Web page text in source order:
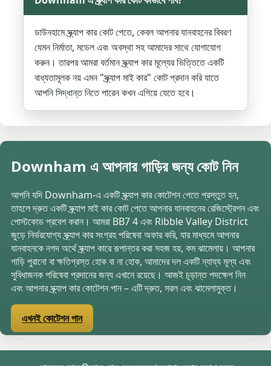
ডাউনহামে স্ক্র্যাপ কার কোট পেতে, কেবল আপনার যানবাহনের বিবরণ
যেমন নির্মাতা, মডেল এবং অবস্থা সহ আমাদের সাথে যোগাযোগ
করুন। তারপর আমরা বর্তমান স্ক্র্যাপ কার মূল্যের ভিত্তিতে একটি
বাধ্যতামূলক নয় এমন "স্ক্র্যাপ মাই কার" কোট প্রদান করি যাতে
আপনি সিদ্ধান্ত নিতে পারেন কখন এগিয়ে যেতে হবে।
Downham এ আপনার গাড়ির জন্য কোট নিন
আপনি যদি Downham-এ একটি স্ক্র্যাপ কার কোটেশন পেতে প্রস্তুত হন,
তাহলে দ্রুত একটি স্ক্র্যাপ মাই কার কোট পেতে আপনার যানবাহনের রেজিস্ট্রেশন এবং
পোস্টকোড প্রবেশ করান। আমরা BB7 4 এবং Ribble Valley District
জুড়ে নির্ভরযোগ্য স্ক্র্যাপ কার সংগ্রহ পরিষেবা অফার করি, যার মাধ্যমে আপনার
যানবাহনকে নগদ অর্থে স্ক্র্যাপ কারে রূপান্তর করা সহজ হয়, কম ঝামেলায়। আপনার
গাড়ি পুরানো বা ক্ষতিগ্রস্ত হোক বা না হোক, আমাদের দল একটি ন্যায্য মূল্য এবং
সুবিধাজনক পরিষেবা প্রদানের জন্য এখানে রয়েছে। আজই চূড়ান্ত পদক্ষেপ নিন
এবং আপনার স্ক্র্যাপ কার কোটেশন পান – এটি দ্রুত, সরল এবং ঝামেলামুক্ত।
এখনই কোটেশন পান